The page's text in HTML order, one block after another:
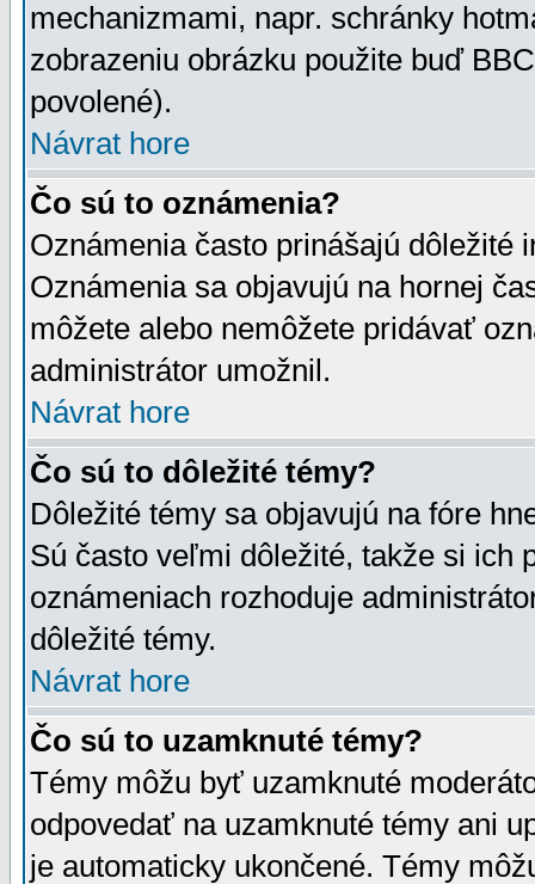
mechanizmami, napr. schránky
zobrazeniu obrázku použite buď
povolené).
Návrat hore
Čo sú to oznámenia?
Oznámenia často prinášajú dôležité
Oznámenia sa objavujú na hornej
môžete alebo nemôžete pridávať
administrátor umožnil.
Návrat hore
Čo sú to dôležité témy?
Dôležité témy sa objavujú na fóre
Sú často veľmi dôležité, takže si ich
oznámeniach rozhoduje
dôležité témy.
Návrat hore
Čo sú to uzamknuté témy?
Témy môžu byť uzamknuté
odpovedať na uzamknuté témy ani
je automaticky ukončené. Témy